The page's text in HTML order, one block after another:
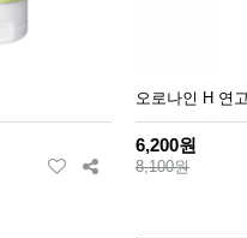
오로나인 H 연
6,200원
8,100원